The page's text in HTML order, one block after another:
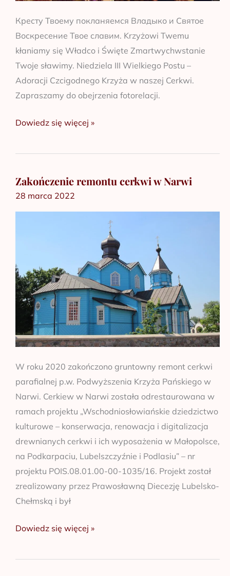
Кресту Твоему покланяемся Владыко и Святое
Воскресение Твое славим. Krzyżowi Twemu
kłaniamy się Władco i Święte Zmartwychwstanie
Twoje sławimy. Niedziela III Wielkiego Postu –
Adoracji Czcigodnego Krzyża w naszej Cerkwi.
Zapraszamy do obejrzenia fotorelacji.
Dowiedz się więcej »
Zakończenie remontu cerkwi w Narwi
28 marca 2022
W roku 2020 zakończono gruntowny remont cerkwi
parafialnej p.w. Podwyższenia Krzyża Pańskiego w
Narwi. Cerkiew w Narwi została odrestaurowana w
ramach projektu „Wschodniosłowiańskie dziedzictwo
kulturowe – konserwacja, renowacja i digitalizacja
drewnianych cerkwi i ich wyposażenia w Małopolsce,
na Podkarpaciu, Lubelszczyźnie i Podlasiu” – nr
projektu POIS.08.01.00-00-1035/16. Projekt został
zrealizowany przez Prawosławną Diecezję Lubelsko-
Chełmską i był
Zakończenie
remontu
cerkwi
Dowiedz się więcej »